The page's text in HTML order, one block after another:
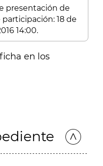
presentación de
18 de
14:00.
en los